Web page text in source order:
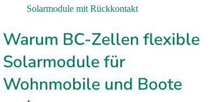
Solarmodule mit Rückkontakt
Warum BC-Zellen flexible
Solarmodule für
Wohnmobile und Boote